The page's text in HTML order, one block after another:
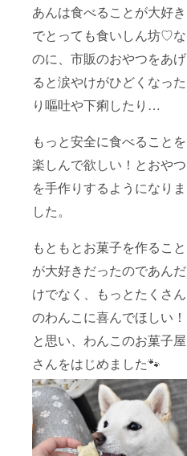
あんは食べることが大好き
でとっても食いしん坊♡な
のに、市販のおやつをあげ
ると涙やけがひどくなった
り嘔吐や下痢したり…
もっと安全に食べることを
楽しんで欲しい！とおやつ
を手作りするようになりま
した。
もともとお菓子を作ること
が大好きだったのであんだ
けでなく、もっとたくさん
のわんこに喜んでほしい！
と思い、わんこのお菓子屋
さんをはじめました🐾